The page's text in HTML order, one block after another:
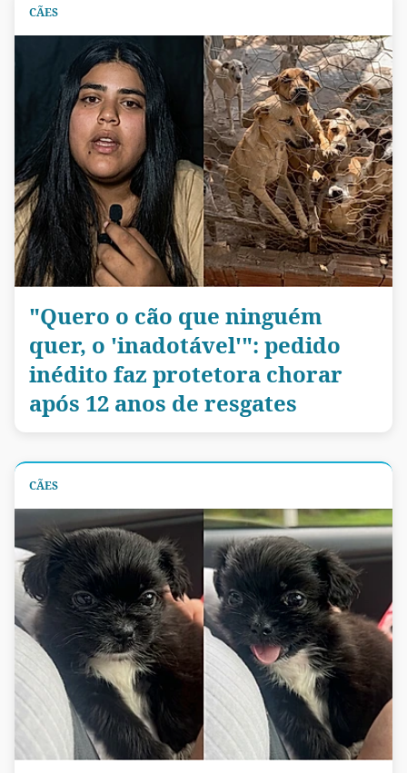
CÃES
"Quero o cão que ninguém
quer, o 'inadotável'": pedido
inédito faz protetora chorar
após 12 anos de resgates
CÃES